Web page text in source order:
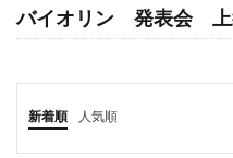
バイオリン 発表会 上
新着順 人気順